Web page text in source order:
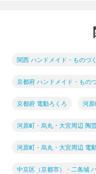
関西 ハンドメイド・ものづ
京都府 ハンドメイド・もの
京都府 電動ろくろ 河
河原町・烏丸・大宮周辺 陶
河原町・烏丸・大宮周辺 電
中京区（京都市）・二条城